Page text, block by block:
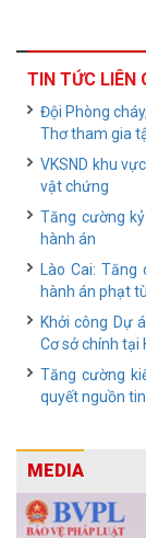
TIN TỨC LIÊN
Đội Phòng
Thơ tham gia
VKSND khu
vật chứng
Tăng cường
hành án
Lào Cai:
hành án phạt tù
Khởi công Dự
Cơ sở chính tại
Tăng cường
quyết nguồn
MEDIA